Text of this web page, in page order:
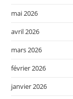
mai 2026
avril 2026
mars 2026
février 2026
janvier 2026